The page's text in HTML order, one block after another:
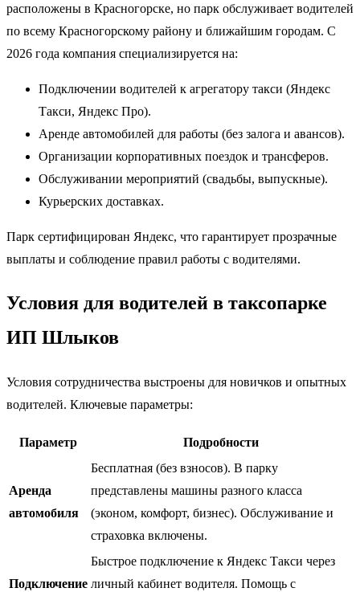
расположены в Красногорске, но парк обслуживает водителей
по всему Красногорскому району и ближайшим городам. С
2026 года компания специализируется на:
Подключении водителей к агрегатору такси (Яндекс
Такси, Яндекс Про).
Аренде автомобилей для работы (без залога и авансов).
Организации корпоративных поездок и трансферов.
Обслуживании мероприятий (свадьбы, выпускные).
Курьерских доставках.
Парк сертифицирован Яндекс, что гарантирует прозрачные
выплаты и соблюдение правил работы с водителями.
Условия для водителей в таксопарке
ИП Шлыков
Условия сотрудничества выстроены для новичков и опытных
водителей. Ключевые параметры:
Параметр Подробности
Аренда
автомобиля
Бесплатная (без взносов). В парку
представлены машины разного класса
(эконом, комфорт, бизнес). Обслуживание и
страховка включены.
Подключение
Быстрое подключение к Яндекс Такси через
личный кабинет водителя. Помощь с